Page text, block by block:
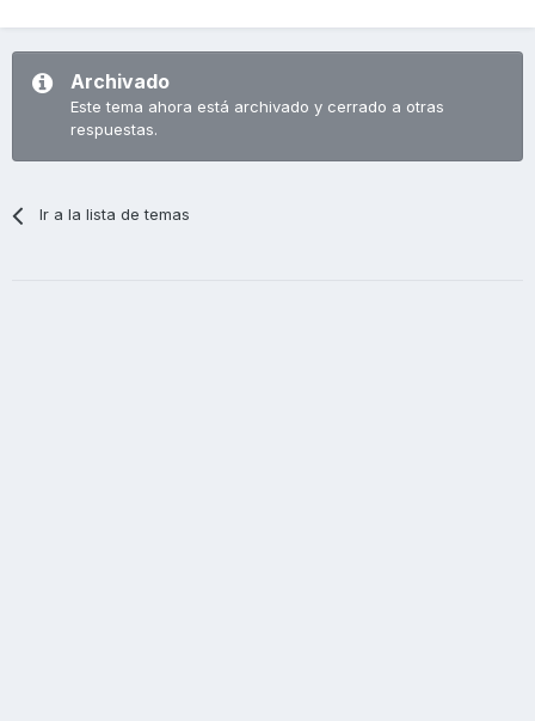
Archivado
Este tema ahora está archivado y cerrado a otras
respuestas.
Ir a la lista de temas